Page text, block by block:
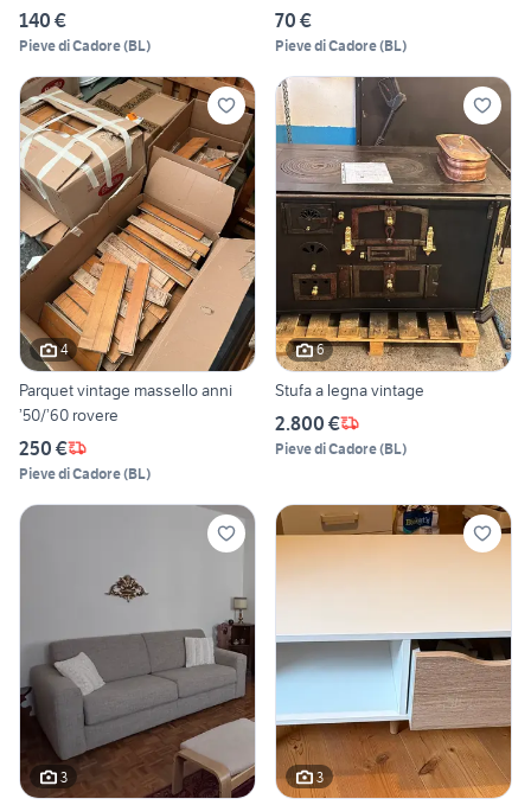
140 €
Pieve di Cadore(BL)
70 €
Pieve di Cadore(BL)
4
Parquet vintage massello anni
’50/’60 rovere
250 €
Pieve di Cadore(BL)
6
Stufa a legna vintage
2.800 €
Pieve di Cadore(BL)
3 3